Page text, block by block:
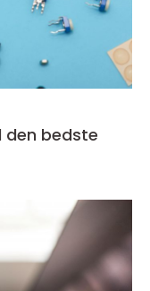
den bedste